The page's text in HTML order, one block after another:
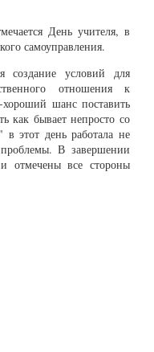
День учителя, в
самоуправления.
создание условий для
отношения к
шанс поставить
как бывает непросто со
этот день работала не
проблемы. В завершении
отмечены все стороны